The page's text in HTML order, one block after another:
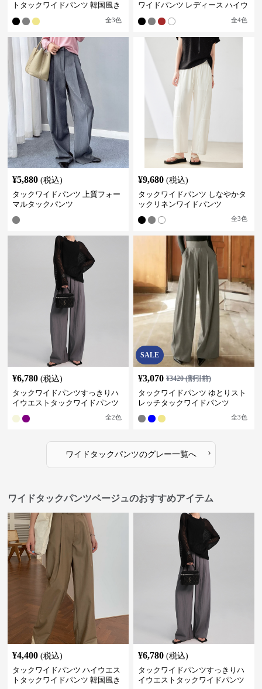
トタックワイドパンツ 韓国風き
全3色
ワイドパンツ レディース ハイウ
全4色
¥5,880 (税込)
タックワイドパンツ 上質フォー
マルタックパンツ
¥9,680 (税込)
タックワイドパンツ しなやかタ
ックリネンワイドパンツ
全3色
¥6,780 (税込)
タックワイドパンツすっきりハ
イウエストタックワイドパンツ
全2色
SALE
¥3,070 ¥3420(割引前)
タックワイドパンツ ゆとりスト
レッチタックワイドパンツ
全3色
ワイドタックパンツのグレー一覧へ ›
ワイドタックパンツベージュのおすすめアイテム
¥4,400 (税込)
タックワイドパンツ ハイウエス
トタックワイドパンツ 韓国風き
¥6,780 (税込)
タックワイドパンツすっきりハ
イウエストタックワイドパンツ